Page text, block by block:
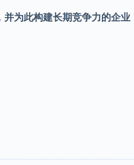
为此构建长期竞争力的企